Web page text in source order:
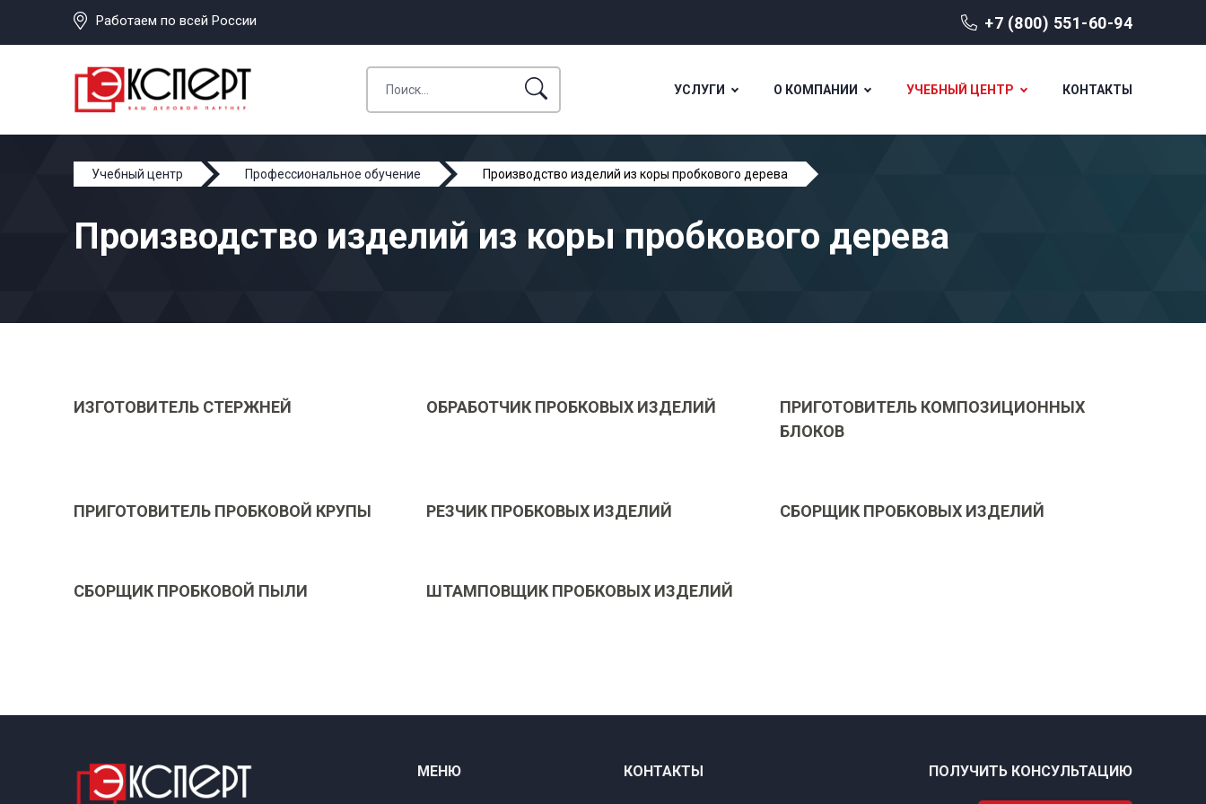
Работаем по всей России +7 (800) 551-60-94
УСЛУГИ О КОМПАНИИ УЧЕБНЫЙ ЦЕНТР КОНТАКТЫ
Учебный центр Профессиональное обучение Производство изделий из коры пробкового дерева
Производство изделий из коры пробкового дерева
ИЗГОТОВИТЕЛЬ СТЕРЖНЕЙ ОБРАБОТЧИК ПРОБКОВЫХ ИЗДЕЛИЙ
ПРИГОТОВИТЕЛЬ КОМПОЗИЦИОННЫХ
БЛОКОВ
ПРИГОТОВИТЕЛЬ ПРОБКОВОЙ КРУПЫ РЕЗЧИК ПРОБКОВЫХ ИЗДЕЛИЙ СБОРЩИК ПРОБКОВЫХ ИЗДЕЛИЙ
СБОРЩИК ПРОБКОВОЙ ПЫЛИ ШТАМПОВЩИК ПРОБКОВЫХ ИЗДЕЛИЙ
МЕНЮ КОНТАКТЫ ПОЛУЧИТЬ КОНСУЛЬТАЦИЮ